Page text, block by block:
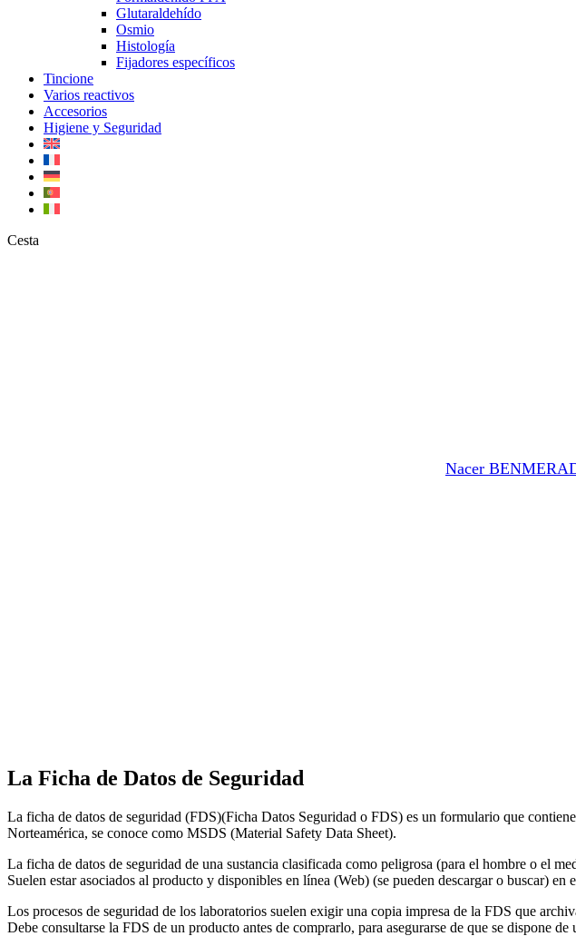
Glutaraldehído
Osmio
Histología
Fijadores específicos
Tincione
Varios reactivos
Accesorios
Higiene y Seguridad
Cesta
Nacer
La Ficha de Datos de Seguridad
La ficha de datos de seguridad (FDS)(Ficha Datos Seguridad o FDS) es un formulario que
Norteamérica, se conoce como MSDS (Material Safety Data Sheet).
La ficha de datos de seguridad de una sustancia clasificada como peligrosa (para el hombre o el
Suelen estar asociados al producto y disponibles en línea (Web) (se pueden descargar o buscar)
Los procesos de seguridad de los laboratorios suelen exigir una copia impresa de la FDS que
Debe consultarse la FDS de un producto antes de comprarlo, para asegurarse de que se dispone de